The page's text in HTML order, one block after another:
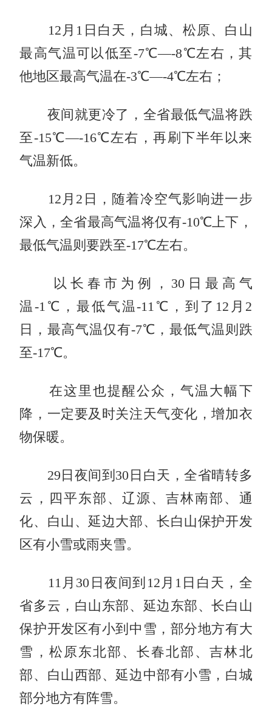
12月1日白天， 白城、松原、白山
最高气温可以低至-7℃—-8℃左右，其
他地区最高气温在-3℃—-4℃左右；
夜间就更冷了， 全省最低气温将跌
至-15℃—-16℃左右，再刷下半年以来
气温新低。
12月2日，随着冷空气影响进一步
深入，全省最高气温将仅有-10℃上下，
最低气温则要跌至-17℃左右。
以长春市为例，30日最高气
温-1℃，最低气温-11℃，到了12月2
日，最高气温仅有-7℃，最低气温则跌
至-17℃。
在这里也提醒公众，气温大幅下
降，一定要及时关注天气变化，增加衣
物保暖。
29日夜间到30日白天，全省晴转多
云，四平东部、辽源、吉林南部、通
化、白山、延边大部、长白山保护开发
区有小雪或雨夹雪。
11月30日夜间到12月1日白天， 全
省多云，白山东部、延边东部、长白山
保护开发区有小到中雪，部分地方有大
雪，松原东北部、长春北部、吉林北
部、白山西部、延边中部有小雪，白城
部分地方有阵雪。